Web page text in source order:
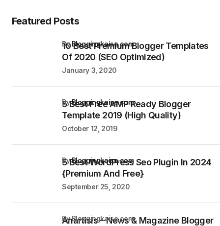
Featured Posts
10 Best Premium Blogger Templates
Of 2020 (SEO Optimized)
byBloggingkaise.com
January 3, 2020
5 Best Free AMP Ready Blogger
Template 2019 (High Quality)
byBloggingkaise.com
October 12, 2019
5 Best WordPress Seo Plugin In 2024
{Premium And Free}
byBloggingkaise.com
September 25, 2020
Anartisis – News & Magazine Blogger
by Bloggingkaise.com